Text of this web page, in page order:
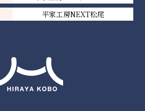
平家工房NEXT松尾